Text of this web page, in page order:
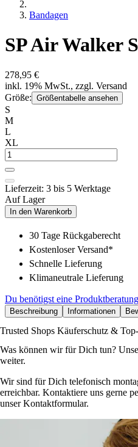
Bandagen
SP Air Walker
278,95 €
inkl. 19% MwSt., zzgl. Versand
Größe: Größentabelle ansehen
S
M
L
XL
Lieferzeit: 3 bis 5 Werktage
Auf Lager
In den Warenkorb
30 Tage Rückgaberecht
Kostenloser Versand*
Schnelle Lieferung
Klimaneutrale Lieferung
Du benötigst eine
Beschreibung Informationen
Trusted Shops Käuferschutz &
Was können wir für Dich tun?
weiter.
Wir sind für Dich telefonisch
erreichbar. Kontaktiere uns gerne
unser Kontaktformular.